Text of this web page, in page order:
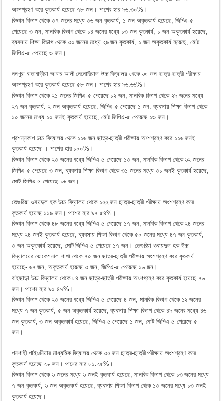
অংশগ্রহণ করে কৃতকার্য হয়েছে ৭৮ জন। পাশের হার ৯৬.৩০%।
বিজ্ঞান বিভাগ থেকে ৩৭ জনের মধ্যে ৩৬ জন কৃতকার্য, ১ জন অকৃতকার্য হয়েছে, জিপিএ-৫
পেয়েছে ৩ জন, মানবিক বিভাগ থেকে ১৪ জনের মধ্যে ১৩ জন কৃতকার্য, ১ জন অকৃতকার্য হয়েছে,
ব্যবসায় শিক্ষা বিভাগ থেকে ৩০ জনের মধ্যে ২৯ জন কৃতকার্য, ১ জন অকৃতকার্য হয়েছে, মোট
জিপিএ-৫ পেয়েছে ৩ জন।
মনপুরা বাতাবাড়ীয়া জাফর আলী মেমোরিয়াল উচ্চ বিদ্যালয় থেকে ৬০ জন ছাত্র-ছাত্রী পরীক্ষায়
অংশগ্রহণ করে কৃতকার্য হয়েছে ৫৮ জন। পাশের হার ৯৬.৬৬%।
বিজ্ঞান বিভাগ থেকে ২১ জনের জিপিএ-৫ পেয়েছে ১২ জন, মানবিক বিভাগ থেকে ২৯ জনের মধ্যে
২৭ জন কৃতকার্য, ২ জন অকৃতকার্য হয়েছে, জিপিএ-৫ পেয়েছে ১ জন, ব্যবসায় শিক্ষা বিভাগ থেকে
১০ জনের মধ্যে ১০ জনই কৃতকার্য হয়েছে, মোট জিপিএ-৫ পেয়েছে ১৩ জন।
প্রশন্নকাপ উচ্চ বিদ্যালয় থেকে ১১৬ জন ছাত্র-ছাত্রী পরীক্ষায় অংশগ্রহণ করে ১১৬ জনই
কৃতকার্য হয়েছে । পাশের হার ১০০%।
বিজ্ঞান বিভাগ থেকে ২৩ জনের মধ্যে জিপিএ-৫ পেয়েছে ১৩ জন, মানবিক বিভাগ থেকে ৬২ জনের
জিপিএ-৫ পেয়েছে ৩ জন, ব্যবসায় শিক্ষা বিভাগ থেকে ৩১ জনের মধ্যে ৩১ জনই কৃতকার্য হয়েছে,
মোট জিপিএ-৫ পেয়েছে ১৬ জন।
তেগুরিয়া ওবায়দুল হক উচ্চ বিদ্যালয় থেকে ১২২ জন ছাত্র-ছাত্রী পরীক্ষায় অংশগ্রহণ করে
কৃতকার্য হয়েছে ১১৯ জন। পাশের হার ৯৭.৫৪%।
বিজ্ঞান বিভাগ থেকে ৪৮ জনের মধ্যে জিপিএ-৫ পেয়েছে ১৭ জন, মানবিক বিভাগ থেকে ২৪ জনের
মধ্যে ২৪ জনই কৃতকার্য হয়েছে, ব্যবসায় শিক্ষা বিভাগ থেকে ৫০ জনের মধ্যে ৪৭ জন কৃতকার্য,
৩ জন অকৃতকার্য হয়েছে, মোট জিপিএ-৫ পেয়েছে ১৭ জন। তেগুরিয়া ওবায়দুল হক উচ্চ
বিদ্যালয়ের ভোকেশনাল শাখা থেকে ৭০ জন ছাত্র-ছাত্রী পরীক্ষায় অংশগ্রহণ করে কৃতকার্য
হয়েছে- ৬৭ জন, অকৃতকার্য হয়েছে ৩ জন, জিপিএ-৫ পেয়েছে ১৬ জন।
বাইছাড়া উচ্চ বিদ্যালয় থেকে ৮৪ জন ছাত্র-ছাত্রী পরীক্ষায় অংশগ্রহণ করে কৃতকার্য হয়েছে ৭৬
জন। পাশের হার ৯০.৪৭%।
বিজ্ঞান বিভাগ থেকে ২৩ জনের মধ্যে জিপিএ-৫ পেয়েছে ৪ জন, মানবিক বিভাগ থেকে ১২ জনের
মধ্যে ৭ জন কৃতকার্য, ৫ জন অকৃতকার্য হয়েছে, ব্যবসায় শিক্ষা বিভাগ থেকে ৪৯ জনের মধ্যে ৪৬
জন কৃতকার্য, ৩ জন অকৃতকার্য হয়েছে, জিপিএ-৫ পেয়েছে ১ জন, মোট জিপিএ-৫ পেয়েছে ৫
জন।
পনশাহী পাইওনিয়ার মাধ্যমিক বিদ্যালয় থেকে ৩২ জন ছাত্র-ছাত্রী পরীক্ষায় অংশগ্রহণ করে
কৃতকার্য হয়েছে ২৬ জন। পাশের হার ৮১.২৫%।
বিজ্ঞান বিভাগ থেকে ৬ জনের মধ্যে ৬ জনই কৃতকার্য হয়েছে, মানবিক বিভাগ থেকে ১৩ জনের মধ্যে
৭ জন কৃতকার্য, ৬ জন অকৃতকার্য হয়েছে, ব্যবসায় শিক্ষা বিভাগ থেকে ১৩ জনের মধ্যে ১৩ জনই
কৃতকার্য হয়েছে।